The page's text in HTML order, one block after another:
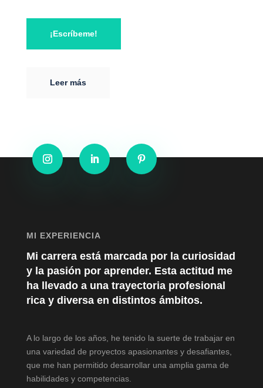
¡Escríbeme!
Leer más
MI EXPERIENCIA
Mi carrera está marcada por la curiosidad
y la pasión por aprender. Esta actitud me
ha llevado a una trayectoria profesional
rica y diversa en distintos ámbitos.
A lo largo de los años, he tenido la suerte de trabajar en
una variedad de proyectos apasionantes y desafiantes,
que me han permitido desarrollar una amplia gama de
habilidades y competencias.